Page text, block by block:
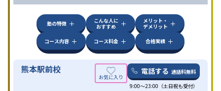
塾の特徴
こんな人に
おすすめ
メリット・
デメリット
コース内容
コース料金 合格実績
熊本駅前校 電話する 通話料無料
9:00～23:00（土日祝も受付）